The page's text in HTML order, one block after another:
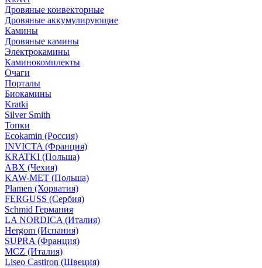
Дровяные конвекторные
Дровяные аккумулирующие
Камины
Дровяные камины
Электрокамины
Каминокомплекты
Очаги
Порталы
Биокамины
Kratki
Silver Smith
Топки
Ecokamin (Россия)
INVICTA (Франция)
KRATKI (Польша)
ABX (Чехия)
KAW-MET (Польша)
Plamen (Хорватия)
FERGUSS (Сербия)
Schmid Германия
LA NORDICA (Италия)
Hergom (Испания)
SUPRA (Франция)
MCZ (Италия)
Liseo Castiron (Швеция)